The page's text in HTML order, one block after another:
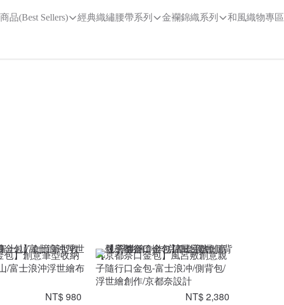
品(Best Sellers) 經典織繡腰帶系列 金襴錦織系列 和風織物專區
包】創意筆型收納
/富士浪沖浮世繪布
NT$ 980
【京都奈口金包】風呂敷創意親
子隨行口金包-富士浪冲/側背包/
浮世繪創作/京都奈設計
NT$ 2,380